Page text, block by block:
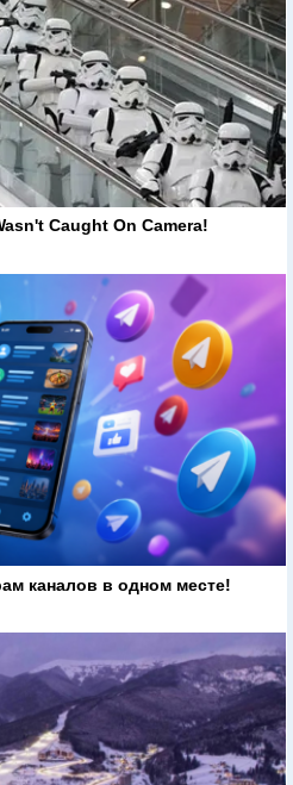
Caught On Camera!
каналов в одном месте!